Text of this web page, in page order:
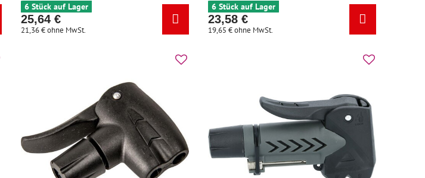
6 Stück auf Lager
25,64 €
21,36 €ohne MwSt.
6 Stück auf Lager
23,58 €
19,65 €ohne MwSt.